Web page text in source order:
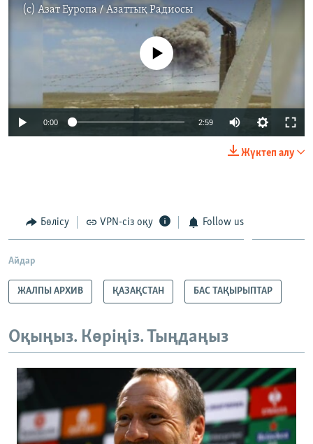
(c) Азат Еуропа / Азаттық Радиосы
No media source currently available
0:00 2:59
Жүктеп алу
Бөлісу VPN-сіз оқу Follow us
Айдар
ЖАЛПЫ АРХИВ ҚАЗАҚСТАН БАС ТАҚЫРЫПТАР
Оқыңыз. Көріңіз. Тыңдаңыз